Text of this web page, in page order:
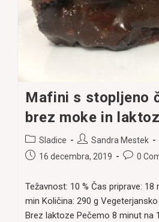
Mafini s stopljeno
brez moke in
Post
category:
Sladice
Post
author:
Sandra Mestek
Post16 decembra, 2019
Post0
Težavnost: 10 % Čas priprave: 18
min Količina: 290 g
Brez laktoze Pečemo 8 minut na